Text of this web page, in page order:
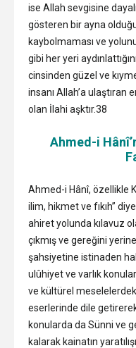
ise Allah sevgisine
gösteren bir ayna
kaybolmaması ve
gibi her yeri
cinsinden güzel ve
insanı Allah’a ulaştıran
olan İlahi aşktır.38
Ahmed-i
Ahmed-i Hânî, özellikle
ilim, hikmet ve fıkıh”
ahiret yolunda kılavuz
çıkmış ve gereğini
şahsiyetine istinaden
ulûhiyet ve varlık
ve kültürel
eserlerinde dile
konularda da Sünni ve
kalarak kainatın